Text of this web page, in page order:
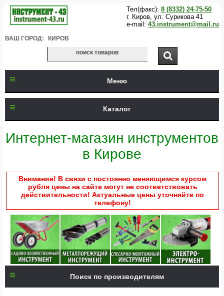
Тел(факс): 8 (8332) 24-75-50
г. Киров, ул. Сурикова 41
e-mail: 43.instrument@mail.ru
ВАШ ГОРОД: КИРОВ
Меню
Каталог
Интернет-магазин инструментов
в Кирове
Внимание! В связи с постоянно меняющимся курсом
рубля цены на сайте могут не соответствовать
действительности! Актуальные цены уточняйте по
телефону!
Поиск по производителям